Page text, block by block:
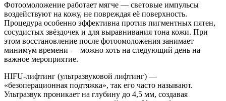
Фотоомоложение работает мягче — световые импульсы
воздействуют на кожу, не повреждая её поверхность.
Процедура особенно эффективна против пигментных пятен,
сосудистых звёздочек и для выравнивания тона кожи. При
этом восстановление после фотоомоложения занимает
минимум времени — можно хоть на следующий день на
важное мероприятие.
HIFU-лифтинг (ультразвуковой лифтинг) —
«безоперационная подтяжка», так его часто называют.
Ультразвук проникает на глубину до 4,5 мм, создавая